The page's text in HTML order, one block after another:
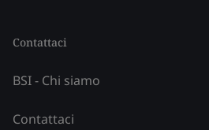
Contattaci
BSI - Chi siamo
Contattaci